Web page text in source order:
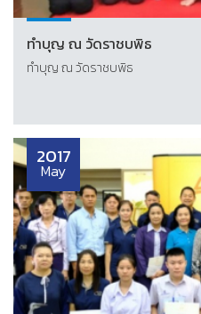
ทำบุญ ณ วัดราชบพิธ
ทำบุญ ณ วัดราชบพิธ
2017
May